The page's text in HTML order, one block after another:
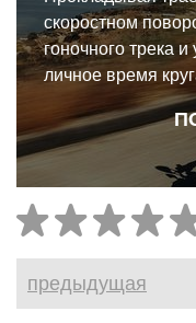
скоростном
гоночного трека
личное время
полностью
мотоцикле, я
однозначному
Tuono 660 Factory
настоящий чит-
спортивной езды
предыдущая